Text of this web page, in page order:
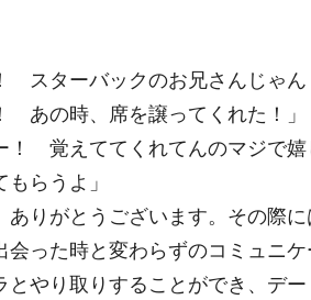
スターバックのお兄さんじゃ
あの時、席を譲ってくれた！」
！ 覚えててくれてんのマジで
らうよ」
ありがとうございます。その際に
った時と変わらずのコミュニケ
やり取りすることができ、デ